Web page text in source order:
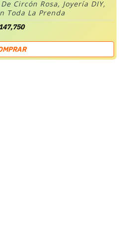
Circón Rosa, Joyería DIY,
Toda La Prenda